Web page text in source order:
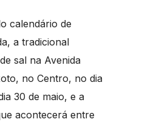
calendário de
a tradicional
sal na Avenida
no Centro, no dia
30 de maio, e a
acontecerá entre